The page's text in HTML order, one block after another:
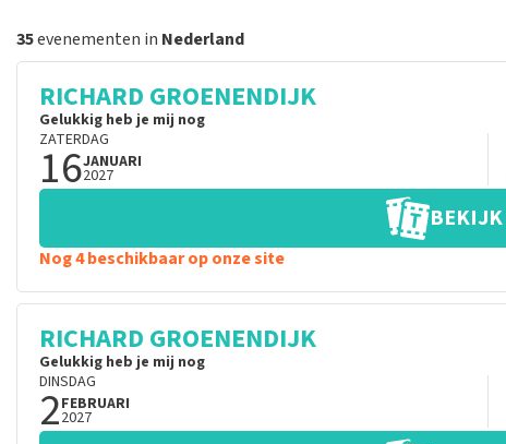
35evenementen in Nederland
RICHARD GROENENDIJK
Gelukkig heb je mij nog
ZATERDAG
16JANUARI
2027
BEKIJK
Nog 4 beschikbaar op onze site
RICHARD GROENENDIJK
Gelukkig heb je mij nog
DINSDAG
2FEBRUARI
2027